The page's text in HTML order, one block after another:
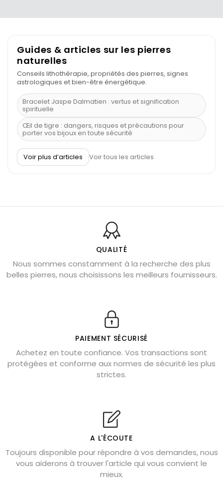
Guides & articles sur les pierres
naturelles
Conseils lithothérapie, propriétés des pierres, signes
astrologiques et bien-être énergétique.
Bracelet Jaspe Dalmatien : vertus et signification
spirituelle
Œil de tigre : dangers, risques et précautions pour
porter vos bijoux en toute sécurité
À quel poignet porter un bracelet de pierre
Découvrez le scorpion et ses pierres
Bienfaits de la sélénite – pierre des anges
L’améthyste est-elle faite pour moi ?
Chrysocolle : pierre apaisante
Obsidienne dorée : vertus et signification
Véritable citrine naturelle non chauffée
Où placer la citrine dans la maison
Cornaline : propriétés magiques
Capricorne : quelles pierres choisir
Shungite : purification et protection
Bagues en labradorite argent 925
Lapis lazuli : propriétés et précautions
Citrine : propriétés magiques
Voir plus d’articles Voir tous les articles
QUALITÉ
Nous sommes constamment à la recherche des plus
belles pierres, nous choisissons les meilleurs fournisseurs.
PAIEMENT SÉCURISÉ
Achetez en toute confiance. Vos transactions sont
protégées et conforme aux normes de sécurité les plus
strictes.
A L'ÉCOUTE
Toujours disponible pour répondre à vos demandes, nous
vous aiderons à trouver l'article qui vous convient le
mieux.